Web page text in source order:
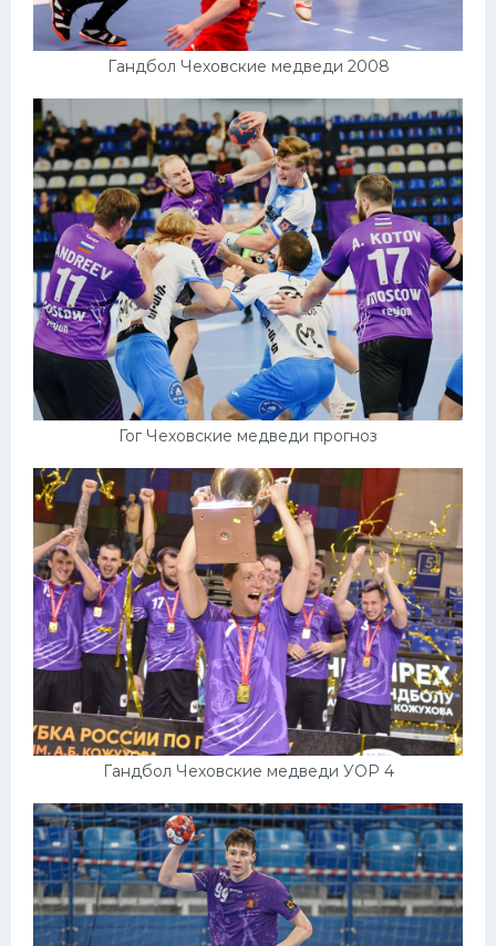
Гандбол Чеховские медведи 2008
Гог Чеховские медведи прогноз
Гандбол Чеховские медведи УОР 4